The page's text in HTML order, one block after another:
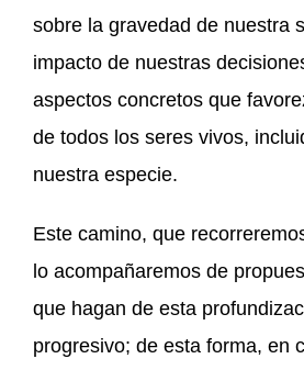
sobre la gravedad de nuestra
impacto de nuestras
aspectos concretos que
de todos los seres vivos,
nuestra especie.
Este camino, que
lo acompañaremos de
que hagan de esta
progresivo; de esta forma, en